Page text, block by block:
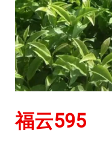
福云595